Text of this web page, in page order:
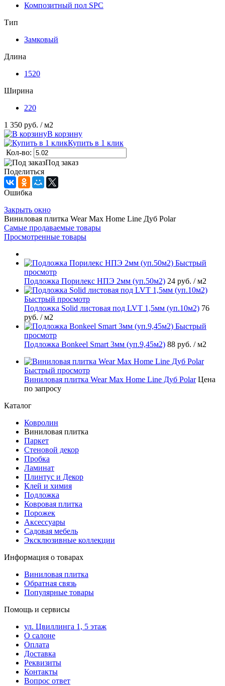
Композитный пол SPC
Тип
Замковый
Длина
1520
Ширина
220
1 350 руб. / м2
В корзину
Купить в 1 клик
Кол-во:
Под заказ
Поделиться
Ошибка
Закрыть окно
Виниловая плитка Wear Max Home Line Дуб Polar
Самые продаваемые товары
Просмотренные товары
Быстрый
просмотр
Подложка Порилекс НПЭ 2мм (уп.50м2) 24 руб. / м2
Быстрый просмотр
Подложка Solid листовая под LVT 1,5мм (уп.10м2) 76
руб. / м2
Быстрый
просмотр
Подложка Bonkeel Smart 3мм (уп.9,45м2) 88 руб. / м2
Быстрый просмотр
Виниловая плитка Wear Max Home Line Дуб Polar Цена
по запросу
Каталог
Ковролин
Виниловая плитка
Паркет
Стеновой декор
Пробка
Ламинат
Плинтус и Декор
Клей и химия
Подложка
Ковровая плитка
Порожек
Аксессуары
Садовая мебель
Эксклюзивные коллекции
Информация о товарах
Виниловая плитка
Обратная связь
Популярные товары
Помощь и сервисы
ул. Цвиллинга 1, 5 этаж
О салоне
Оплата
Доставка
Реквизиты
Контакты
Вопрос ответ